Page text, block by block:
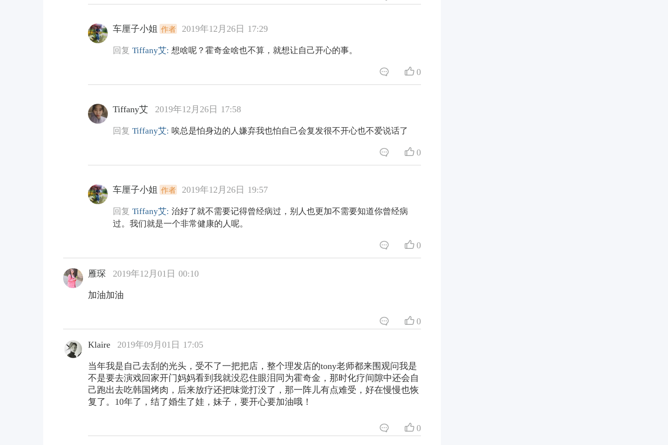
车厘子小姐 作者 2019年12月26日 17:29
回复 Tiffany艾: 想啥呢？霍奇金啥也不算，就想让自己开心的事。
0
Tiffany艾 2019年12月26日 17:58
回复 Tiffany艾: 唉总是怕身边的人嫌弃我也怕自己会复发很不开心也不爱说话了
0
车厘子小姐 作者 2019年12月26日 19:57
回复 Tiffany艾: 治好了就不需要记得曾经病过，别人也更加不需要知道你曾经病
过。我们就是一个非常健康的人呢。
0
雁琛 2019年12月01日 00:10
加油加油
0
Klaire 2019年09月01日 17:05
当年我是自己去刮的光头，受不了一把把店，整个理发店的tony老师都来围观问我是
不是要去演戏回家开门妈妈看到我就没忍住眼泪同为霍奇金，那时化疗间隙中还会自
己跑出去吃韩国烤肉，后来放疗还把味觉打没了，那一阵儿有点难受，好在慢慢也恢
复了。10年了，结了婚生了娃，妹子，要开心要加油哦！
0